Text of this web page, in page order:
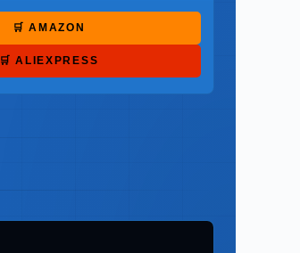
🛒 AMAZON
🛒 ALIEXPRESS